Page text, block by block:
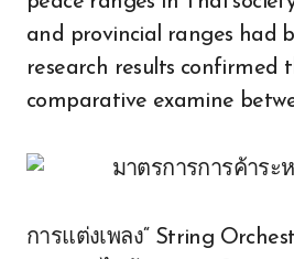
and provincial ranges had
research results confirmed
comparative examine
การแต่งเพลง“ String